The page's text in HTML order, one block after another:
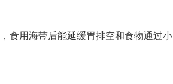
用海带后能延缓胃排空和食物通过小